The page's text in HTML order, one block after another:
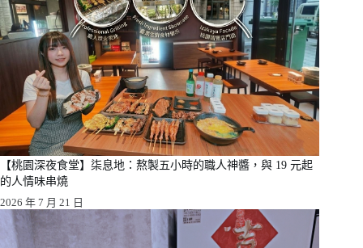
【桃園深夜食堂】柒息地：熬製五小時的職人神醬，與 19 元起
的人情味串燒
2026 年 7 月 21 日